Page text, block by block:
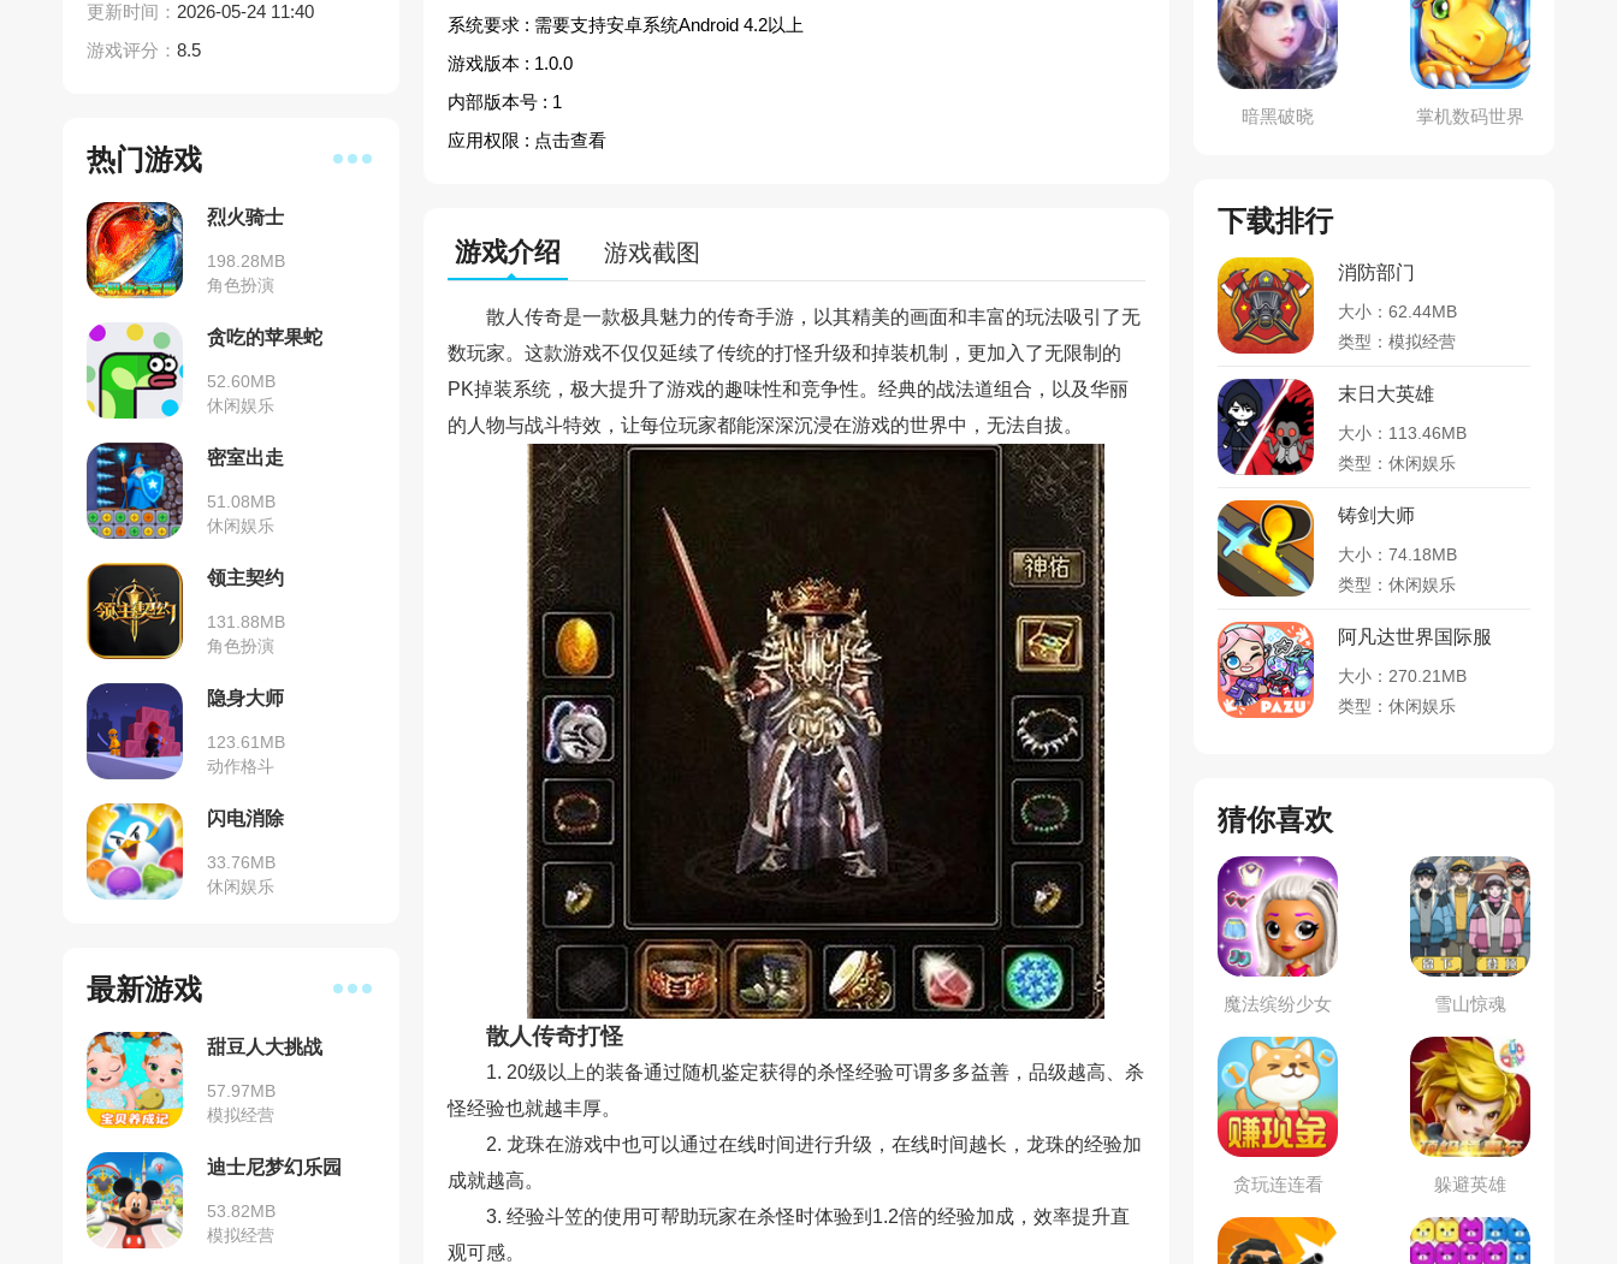
更新时间： 2026-05-24 11:40
游戏评分： 8.5
热门游戏
烈火骑士
198.28MB
角色扮演
贪吃的苹果蛇
52.60MB
休闲娱乐
密室出走
51.08MB
休闲娱乐
领主契约
131.88MB
角色扮演
隐身大师
123.61MB
动作格斗
闪电消除
33.76MB
休闲娱乐
最新游戏
甜豆人大挑战
57.97MB
模拟经营
迪士尼梦幻乐园
53.82MB
模拟经营
系统要求 : 需要支持安卓系统Android 4.2以上
游戏版本 : 1.0.0
内部版本号 : 1
应用权限 : 点击查看
游戏介绍 游戏截图
散人传奇是一款极具魅力的传奇手游，以其精美的画面和丰富的玩法吸引了无
数玩家。这款游戏不仅仅延续了传统的打怪升级和掉装机制，更加入了无限制的
PK掉装系统，极大提升了游戏的趣味性和竞争性。经典的战法道组合，以及华丽
的人物与战斗特效，让每位玩家都能深深沉浸在游戏的世界中，无法自拔。
散人传奇打怪
1. 20级以上的装备通过随机鉴定获得的杀怪经验可谓多多益善，品级越高、杀
怪经验也就越丰厚。
2. 龙珠在游戏中也可以通过在线时间进行升级，在线时间越长，龙珠的经验加
成就越高。
3. 经验斗笠的使用可帮助玩家在杀怪时体验到1.2倍的经验加成，效率提升直
观可感。
暗黑破晓 掌机数码世界
下载排行
消防部门
大小：62.44MB
类型：模拟经营
末日大英雄
大小：113.46MB
类型：休闲娱乐
铸剑大师
大小：74.18MB
类型：休闲娱乐
阿凡达世界国际服
大小：270.21MB
类型：休闲娱乐
猜你喜欢
魔法缤纷少女 雪山惊魂
贪玩连连看 躲避英雄